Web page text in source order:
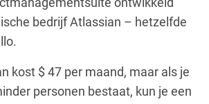
bedrijf Atlassian – hetzelfde
kost $ 47 per maand, maar als je
personen bestaat, kun je een